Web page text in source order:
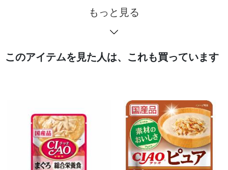
もっと見る
このアイテムを見た人は、これも買っています